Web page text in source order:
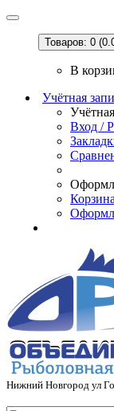
Товаров: 0
В
Учётная
Вход /
Нижний Новгород ул